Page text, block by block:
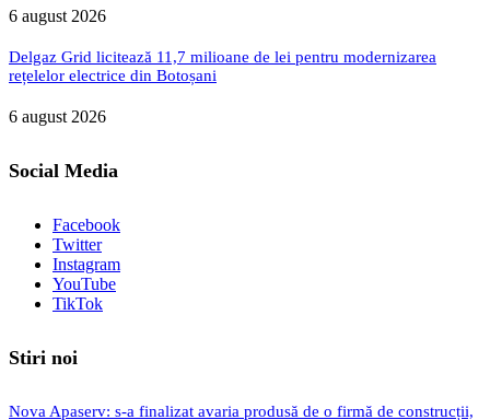
6 august 2026
Delgaz Grid licitează 11,7 milioane de lei pentru modernizarea
rețelelor electrice din Botoșani
6 august 2026
Social Media
Facebook
Twitter
Instagram
YouTube
TikTok
Stiri noi
Nova Apaserv: s-a finalizat avaria produsă de o firmă de construcții,